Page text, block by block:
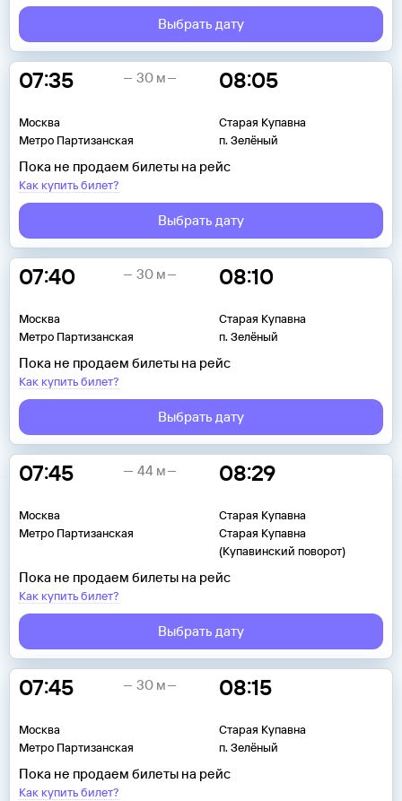
Выбрать дату
07:35
Москва
Метро Партизанская
08:05
Старая Купавна
п. Зелёный
30 м
Пока не продаем билеты на рейс
Как купить билет?
Выбрать дату
07:40
Москва
Метро Партизанская
08:10
Старая Купавна
п. Зелёный
30 м
Пока не продаем билеты на рейс
Как купить билет?
Выбрать дату
07:45
Москва
Метро Партизанская
08:29
Старая Купавна
Старая Купавна
(Купавинский поворот)
44 м
Пока не продаем билеты на рейс
Как купить билет?
Выбрать дату
07:45
Москва
Метро Партизанская
08:15
Старая Купавна
п. Зелёный
30 м
Пока не продаем билеты на рейс
Как купить билет?